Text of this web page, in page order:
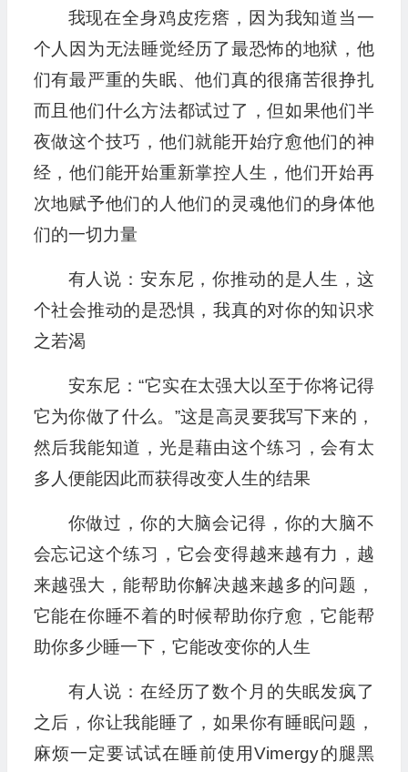
我现在全身鸡皮疙瘩，因为我知道当一
个人因为无法睡觉经历了最恐怖的地狱，他
们有最严重的失眠、他们真的很痛苦很挣扎
而且他们什么方法都试过了，但如果他们半
夜做这个技巧，他们就能开始疗愈他们的神
经，他们能开始重新掌控人生，他们开始再
次地赋予他们的人他们的灵魂他们的身体他
们的一切力量
有人说：安东尼，你推动的是人生，这
个社会推动的是恐惧，我真的对你的知识求
之若渴
安东尼：“它实在太强大以至于你将记得
它为你做了什么。”这是高灵要我写下来的，
然后我能知道，光是藉由这个练习，会有太
多人便能因此而获得改变人生的结果
你做过，你的大脑会记得，你的大脑不
会忘记这个练习，它会变得越来越有力，越
来越强大，能帮助你解决越来越多的问题，
它能在你睡不着的时候帮助你疗愈，它能帮
助你多少睡一下，它能改变你的人生
有人说：在经历了数个月的失眠发疯了
之后，你让我能睡了，如果你有睡眠问题，
麻烦一定要试试在睡前使用Vimergy的腿黑